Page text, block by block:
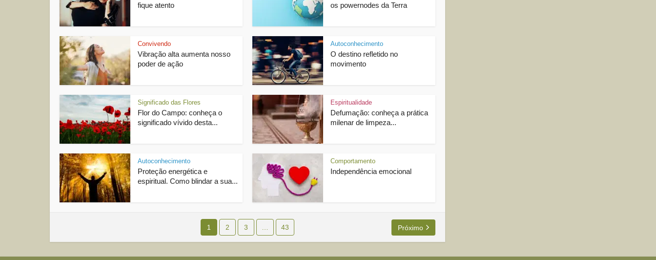
fique atento
os powernodes da Terra
Convivendo
Vibração alta aumenta nosso
poder de ação
Autoconhecimento
O destino refletido no
movimento
Significado das Flores
Flor do Campo: conheça o
significado vívido desta...
Espiritualidade
Defumação: conheça a prática
milenar de limpeza...
Autoconhecimento
Proteção energética e
espiritual. Como blindar a sua...
Comportamento
Independência emocional
1 2 3 43 Próximo